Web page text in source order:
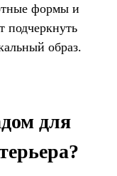
формы и
подчеркнуть
образ.
для